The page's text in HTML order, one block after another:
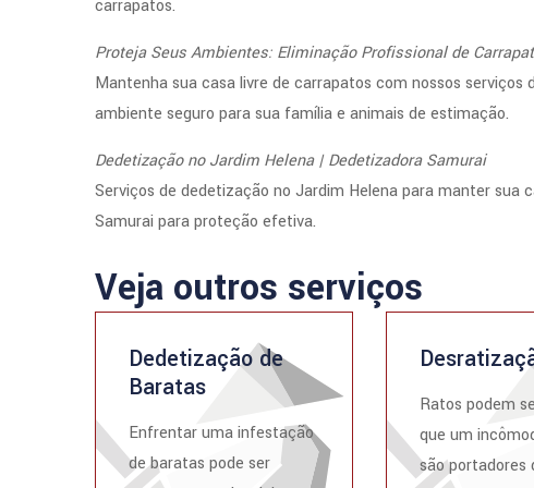
carrapatos.
Proteja Seus Ambientes: Eliminação Profissional de
Mantenha sua casa livre de carrapatos com nossos
ambiente seguro para sua família e animais de estimação.
Dedetização no Jardim Helena | Dedetizadora Samurai
Serviços de dedetização no Jardim Helena para manter sua
Samurai para proteção efetiva.
Veja outros serviços
Dedetização de
Baratas
Enfrentar uma infestação
de baratas pode ser
Ratos podem
que um
são portadores